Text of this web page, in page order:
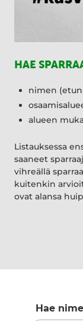
HAE
nimen
alueen
Listauksessa
saaneet
vihreällä
kuitenkin
ovat alansa
Hae